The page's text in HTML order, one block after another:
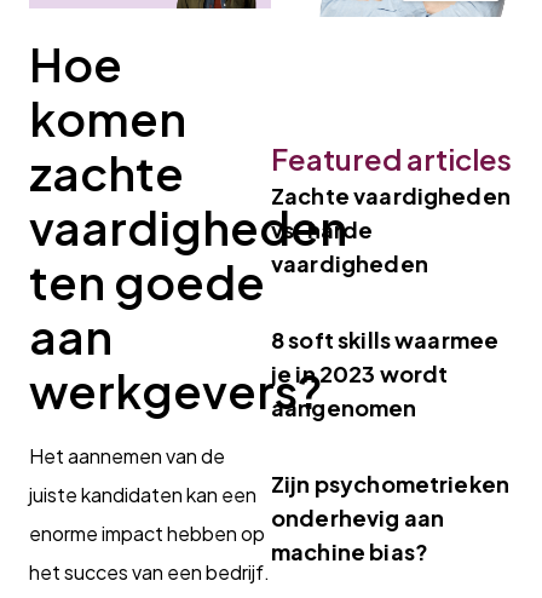
Hoe
komen
zachte
vaardigheden
ten goede
aan
werkgevers?
Het aannemen van de
juiste kandidaten kan een
enorme impact hebben op
het succes van een bedrijf.
Featured articles
Zachte vaardigheden
vs. harde
vaardigheden
8 soft skills waarmee
je in 2023 wordt
aangenomen
Zijn psychometrieken
onderhevig aan
machine bias?